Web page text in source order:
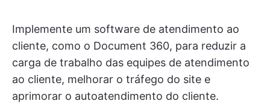
Implemente um software de atendimento ao
cliente, como o Document 360, para reduzir a
carga de trabalho das equipes de atendimento
ao cliente, melhorar o tráfego do site e
aprimorar o autoatendimento do cliente.